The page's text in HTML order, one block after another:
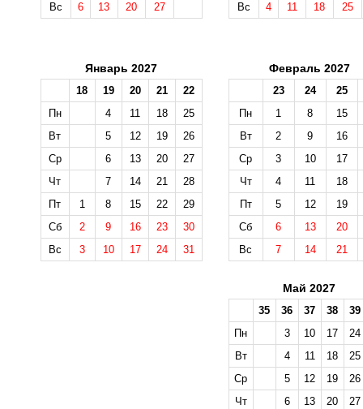
Вс
6 13 20 27
Вс
4 11 18 25
Январь 2027
18 19 20 21
22
Пн
4 11 18
25
Вт
5 12 19
26
Ср
6 13 20
27
Чт
7 14 21
28
Пт
1 8 15 22
29
Сб
2 9 16 23
30
Вс
3 10 17 24 31
Февраль 2027
23 24
25
Пн
1 8
15
Вт
2 9
16
Ср
3 10
17
Чт
4 11
18
Пт
5 12
19
Сб
6 13
20
Вс
7 14 21
Май 2027
35 36 37 38
39
Пн
3 10 17
24
Вт
4 11 18
25
Ср
5 12 19
26
Чт
6 13 20
27